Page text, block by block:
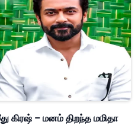
கிரஷ் – மனம் திறந்த மமிதா